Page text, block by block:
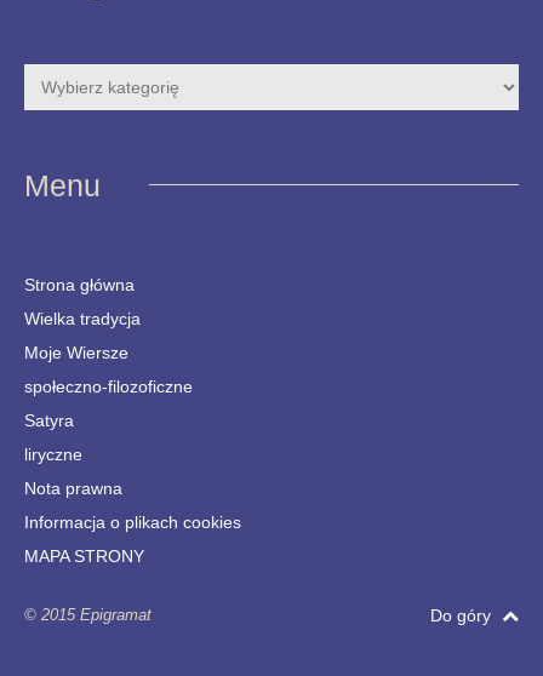
Menu
Strona główna
Wielka tradycja
Moje Wiersze
społeczno-filozoficzne
Satyra
liryczne
Nota prawna
Informacja o plikach cookies
MAPA STRONY
© 2015 Epigramat Do góry